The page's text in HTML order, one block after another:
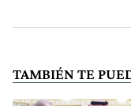
TAMBIÉN TE